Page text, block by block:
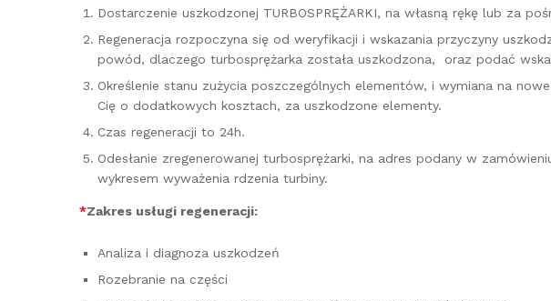
Dostarczenie uszkodzonej TURBOSPRĘŻARKI, na własną rękę lub za
Regeneracja rozpoczyna się od weryfikacji i wskazania przyczyny
powód, dlaczego turbosprężarka została uszkodzona, oraz podać
Określenie stanu zużycia poszczególnych elementów, i wymiana na
Cię o dodatkowych kosztach, za uszkodzone elementy.
Czas regeneracji to 24h.
Odesłanie zregenerowanej turbosprężarki, na adres podany w
wykresem wyważenia rdzenia turbiny.
*Zakres usługi regeneracji:
Analiza i diagnoza uszkodzeń
Rozebranie na części